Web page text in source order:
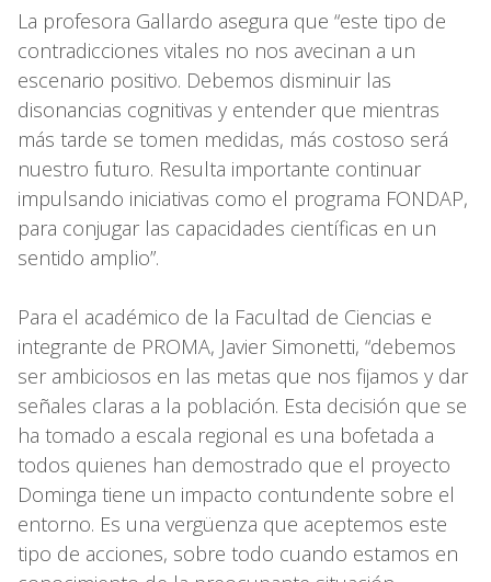
La profesora Gallardo asegura que “este tipo de
contradicciones vitales no nos avecinan a un
escenario positivo. Debemos disminuir las
disonancias cognitivas y entender que mientras
más tarde se tomen medidas, más costoso será
nuestro futuro. Resulta importante continuar
impulsando iniciativas como el programa FONDAP,
para conjugar las capacidades científicas en un
sentido amplio”.
Para el académico de la Facultad de Ciencias e
integrante de PROMA, Javier Simonetti, “debemos
ser ambiciosos en las metas que nos fijamos y dar
señales claras a la población. Esta decisión que se
ha tomado a escala regional es una bofetada a
todos quienes han demostrado que el proyecto
Dominga tiene un impacto contundente sobre el
entorno. Es una vergüenza que aceptemos este
tipo de acciones, sobre todo cuando estamos en